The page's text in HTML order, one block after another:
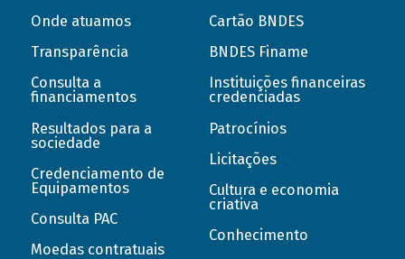
Onde atuamos
Transparência
Consulta a
financiamentos
Resultados para a
sociedade
Credenciamento de
Equipamentos
Consulta PAC
Moedas contratuais
Cartão BNDES
BNDES Finame
Instituições financeiras
credenciadas
Patrocínios
Licitações
Cultura e economia
criativa
Conhecimento